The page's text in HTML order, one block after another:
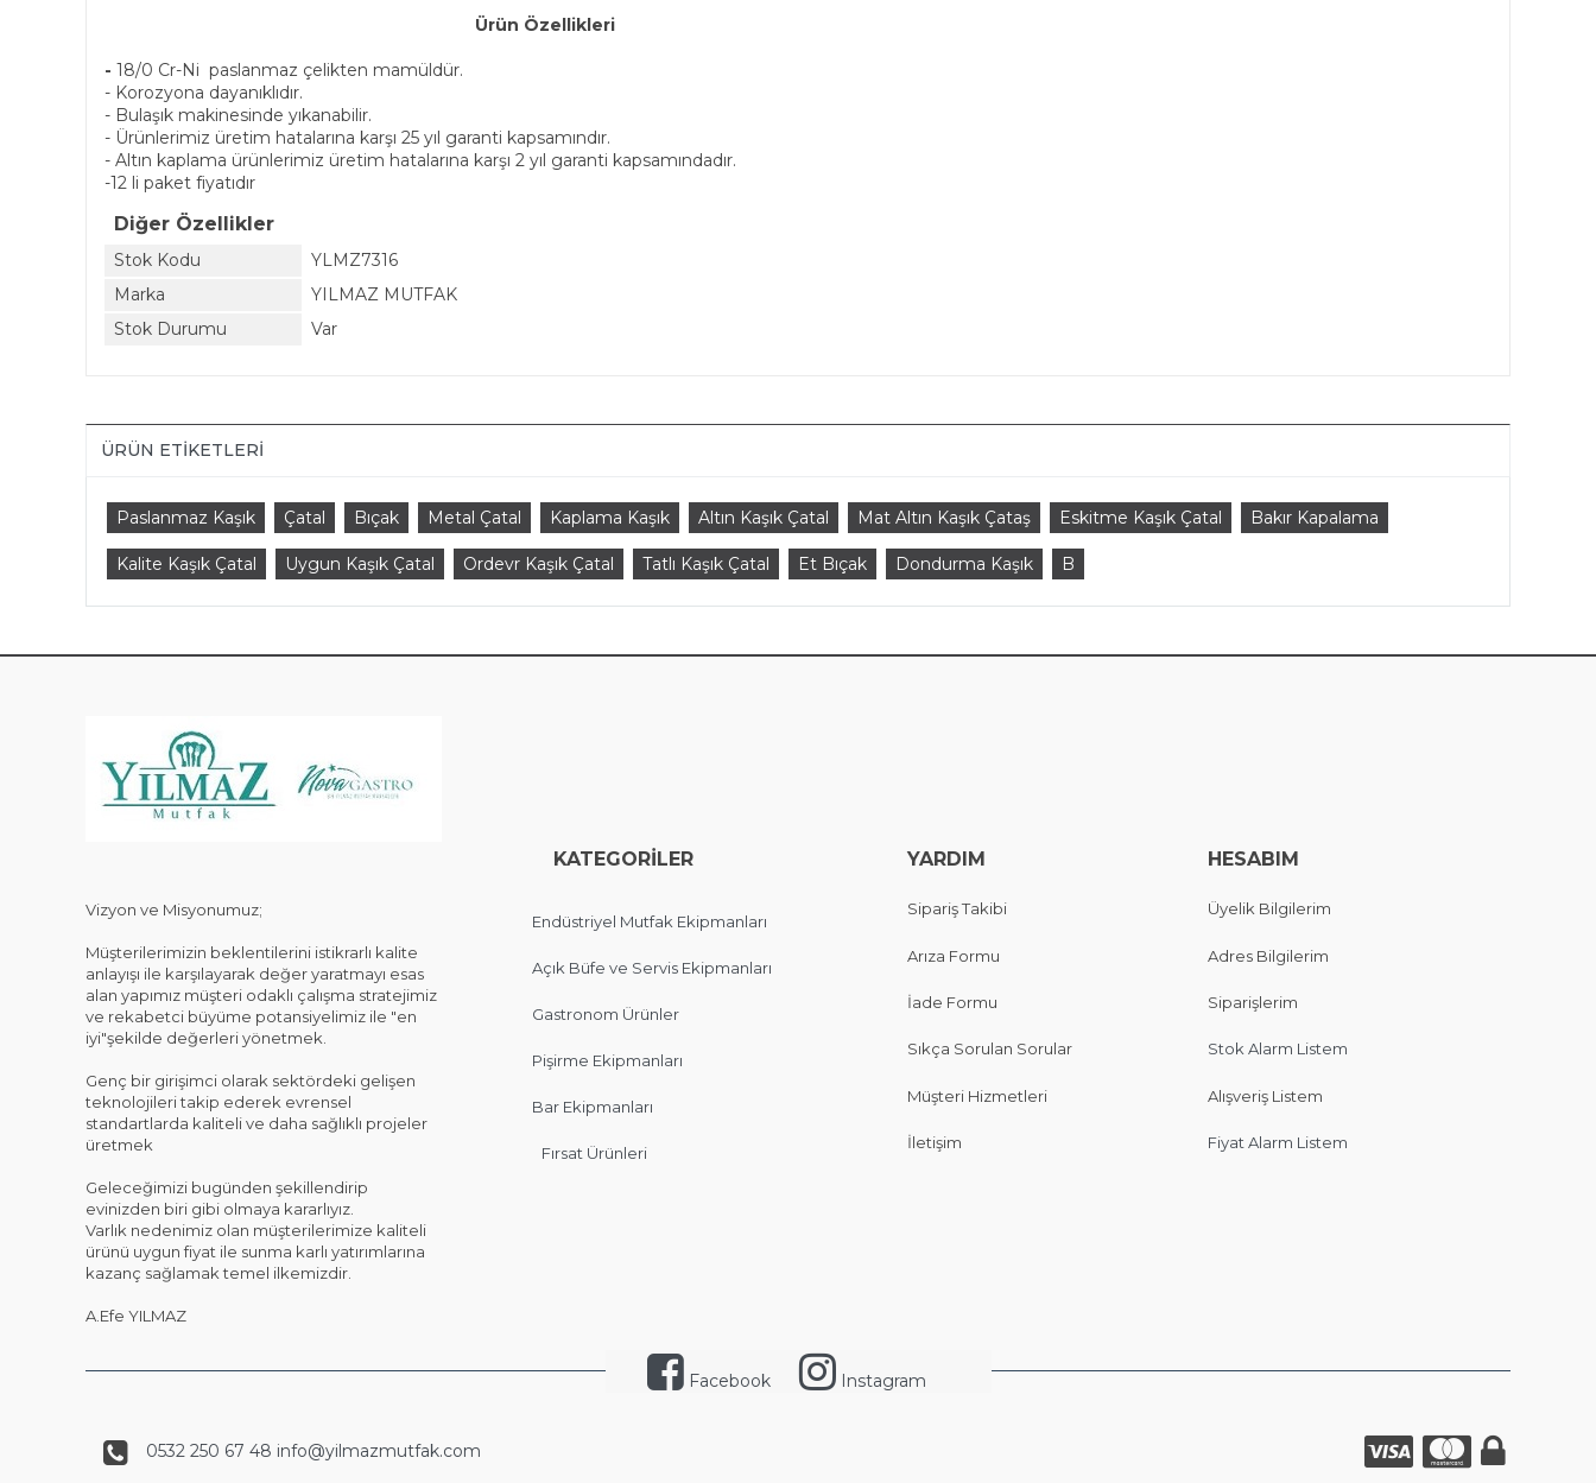
Ürün Özellikleri
- 18/0 Cr-Ni paslanmaz çelikten mamüldür.
- Korozyona dayanıklıdır.
- Bulaşık makinesinde yıkanabilir.
- Ürünlerimiz üretim hatalarına karşı 25 yıl garanti kapsamındır.
- Altın kaplama ürünlerimiz üretim hatalarına karşı 2 yıl garanti kapsamındadır.
-12 li paket fiyatıdır
Diğer Özellikler
Stok Kodu
YLMZ7316
Marka
YILMAZ MUTFAK
Stok Durumu
Var
ÜRÜN ETIKETLERI
Paslanmaz Kaşık Çatal Bıçak Metal Çatal Kaplama Kaşık Altın Kaşık Çatal Mat Altın Kaşık Çataş Eskitme Kaşık Çatal Bakır Kapalama
Kalite Kaşık Çatal Uygun Kaşık Çatal Ordevr Kaşık Çatal Tatlı Kaşık Çatal Et Bıçak Dondurma Kaşık B
Vizyon ve Misyonumuz;
Müşterilerimizin beklentilerini istikrarlı kalite
anlayışı ile karşılayarak değer yaratmayı esas
alan yapımız müşteri odaklı çalışma stratejimiz
ve rekabetci büyüme potansiyelimiz ile "en
iyi"şekilde değerleri yönetmek.
Genç bir girişimci olarak sektördeki gelişen
teknolojileri takip ederek evrensel
standartlarda kaliteli ve daha sağlıklı projeler
üretmek
Geleceğimizi bugünden şekillendirip
evinizden biri gibi olmaya kararlıyız.
Varlık nedenimiz olan müşterilerimize kaliteli
ürünü uygun fiyat ile sunma karlı yatırımlarına
kazanç sağlamak temel ilkemizdir.
A.Efe YILMAZ
KATEGORİLER
Endüstriyel Mutfak Ekipmanları
Açık Büfe ve Servis Ekipmanları
Gastronom Ürünler
Pişirme Ekipmanları
Bar Ekipmanları
Fırsat Ürünleri
YARDIM
Sipariş Takibi
Arıza Formu
İade Formu
Sıkça Sorulan Sorular
Müşteri Hizmetleri
İletişim
HESABIM
Üyelik Bilgilerim
Adres Bilgilerim
Siparişlerim
Stok Alarm Listem
Alışveriş Listem
Fiyat Alarm Listem
Facebook Instagram
0532 250 67 48 info@yilmazmutfak.com